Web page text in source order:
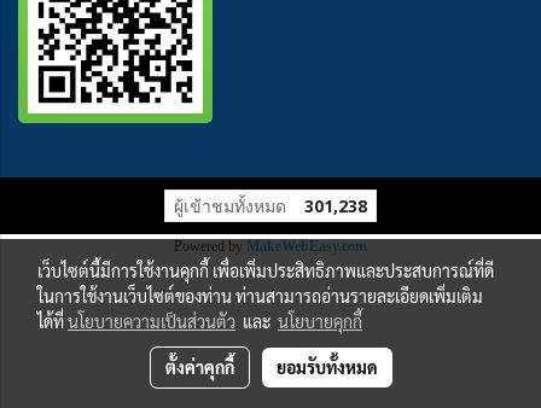
ผู้เข้าชมทั้งหมด 301,238
Powered by MakeWebEasy.com
เว็บไซต์นี้มีการใช้งานคุกกี้ เพื่อเพิ่มประสิทธิภาพและประสบการณ์ที่ดี
ในการใช้งานเว็บไซต์ของท่าน ท่านสามารถอ่านรายละเอียดเพิ่มเติม
ได้ที่นโยบายความเป็นส่วนตัว และ นโยบายคุกกี้
ตั้งค่าคุกกี้ ยอมรับทั้งหมด